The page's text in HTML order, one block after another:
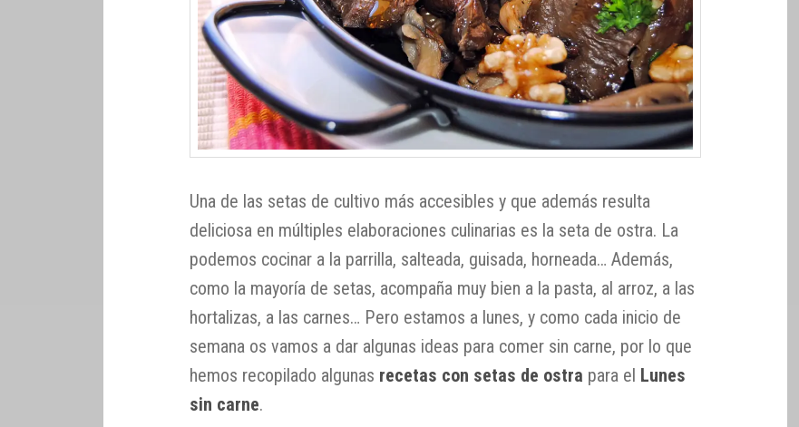
Una de las setas de cultivo más accesibles y que además resulta
deliciosa en múltiples elaboraciones culinarias es la seta de ostra. La
podemos cocinar a la parrilla, salteada, guisada, horneada… Además,
como la mayoría de setas, acompaña muy bien a la pasta, al arroz, a las
hortalizas, a las carnes… Pero estamos a lunes, y como cada inicio de
semana os vamos a dar algunas ideas para comer sin carne, por lo que
hemos recopilado algunas recetas con setas de ostra para el Lunes
sin carne.